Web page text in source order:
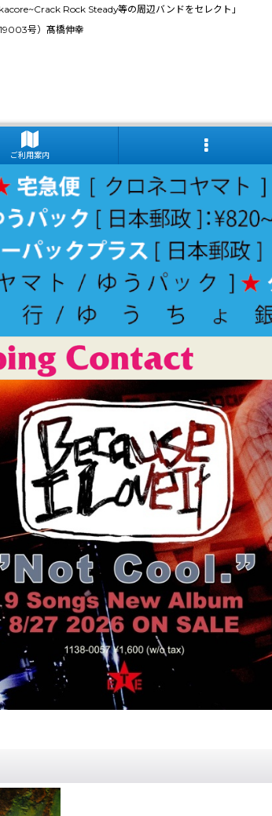
Rock Steady等の周辺バンドをセレクト」
号）髙橋伸幸
ご利用案内